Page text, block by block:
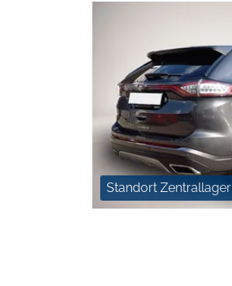
Standort Zentrallager